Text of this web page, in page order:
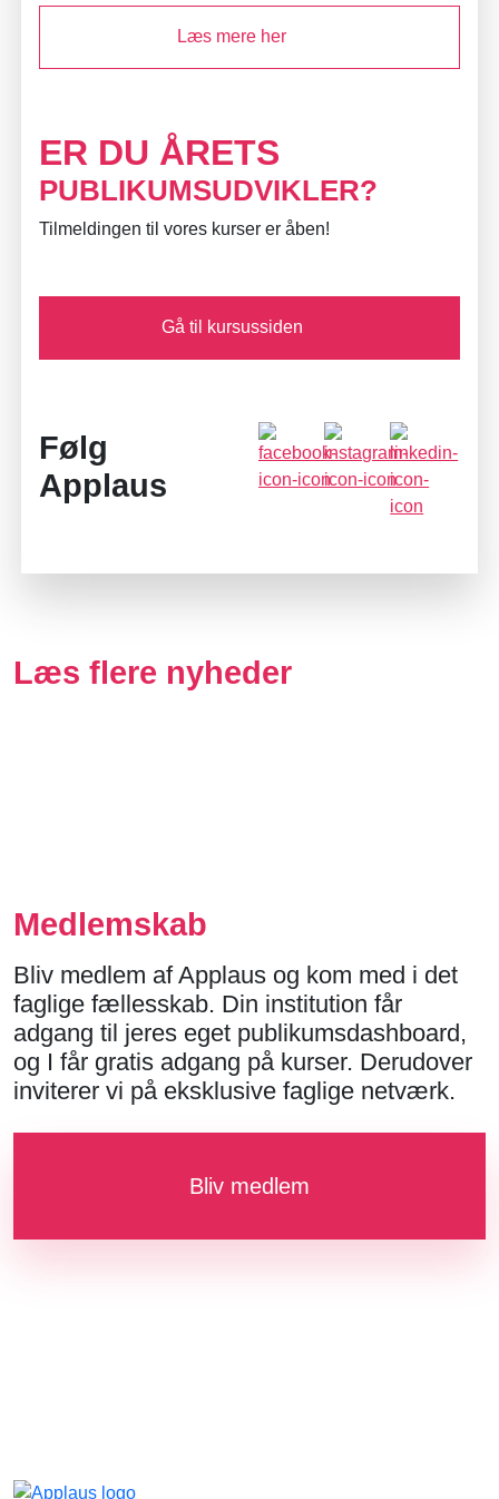
Læs mere her
ER DU ÅRETS
PUBLIKUMSUDVIKLER?
Tilmeldingen til vores kurser er åben!
Gå til kursussiden
Følg
Applaus
Læs flere nyheder
Medlemskab
Bliv medlem af Applaus og kom med i det
faglige fællesskab. Din institution får
adgang til jeres eget publikumsdashboard,
og I får gratis adgang på kurser. Derudover
inviterer vi på eksklusive faglige netværk.
Bliv medlem